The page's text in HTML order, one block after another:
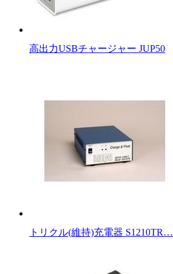
高出力USBチャージャー JUP50
トリクル(維持)充電器 S1210TR…